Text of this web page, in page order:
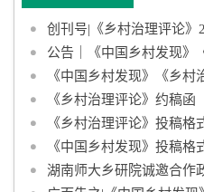
创刊号|《乡村治理评论》
《乡村治理评论》约稿函
《乡村治理评论》投稿
《中国乡村发现》投稿
湖南师大乡研院诚邀合作